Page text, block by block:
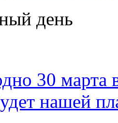
день
30 марта
нашей